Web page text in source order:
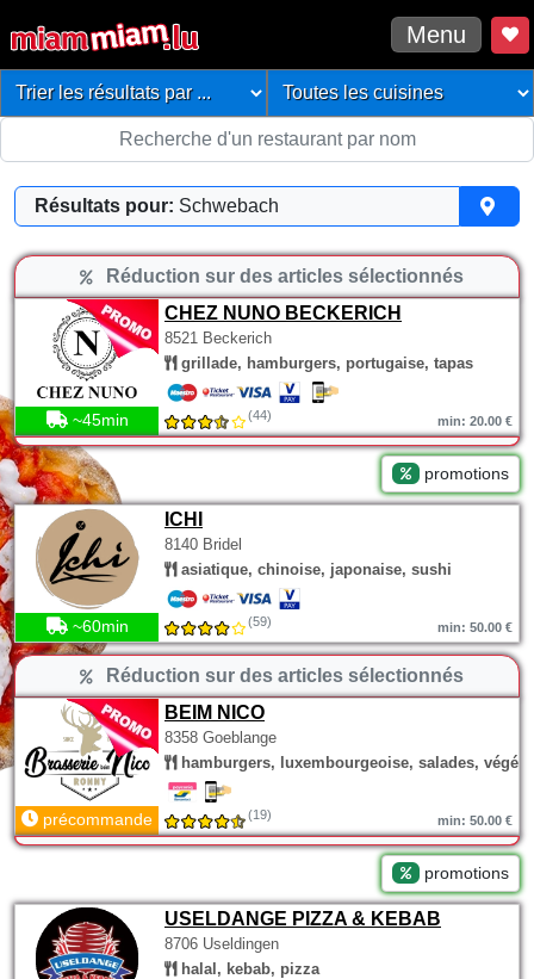
Menu
Résultats pour: Schwebach
Réduction sur des articles sélectionnés
CHEZ NUNO BECKERICH
8521 Beckerich
grillade, hamburgers, portugaise, tapas
~45min (44) min: 20.00 €
promotions
ICHI
8140 Bridel
asiatique, chinoise, japonaise, sushi
~60min (59) min: 50.00 €
Réduction sur des articles sélectionnés
BEIM NICO
8358 Goeblange
hamburgers, luxembourgeoise, salades,
précommande (19) min: 50.00 €
promotions
USELDANGE PIZZA & KEBAB
8706 Useldingen
halal, kebab, pizza